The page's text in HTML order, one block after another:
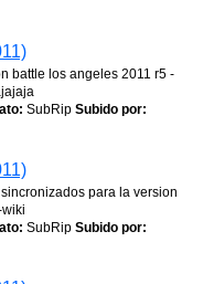
battle los angeles 2011 r5 -
SubRip Subido por:
para la version
SubRip Subido por: